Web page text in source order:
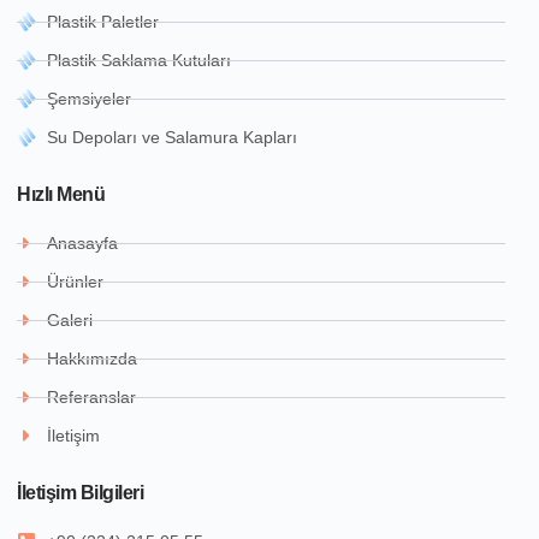
Plastik Paletler
Plastik Saklama Kutuları
Şemsiyeler
Su Depoları ve Salamura Kapları
Hızlı Menü
Anasayfa
Ürünler
Galeri
Hakkımızda
Referanslar
İletişim
İletişim Bilgileri